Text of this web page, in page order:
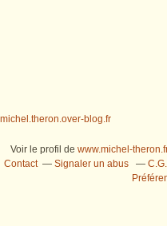
michel.theron.over-blog.fr
Voir le profil de www.michel-
Contact
Signaler un abus